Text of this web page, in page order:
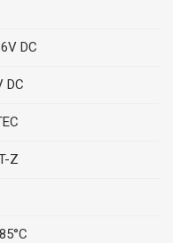
DC
DC
Z